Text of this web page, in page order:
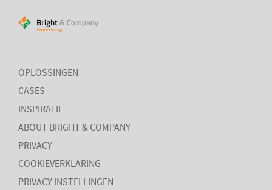
BRIGHT PAPER
intrinsieke motivatie het grootst is
LEES MEER
OPLOSSINGEN
CASES
INSPIRATIE
ABOUT BRIGHT & COMPANY
PRIVACY
COOKIEVERKLARING
PRIVACY INSTELLINGEN